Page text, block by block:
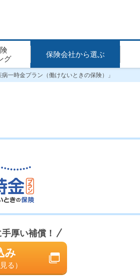
グ
保険会社から選ぶ
一時金プラン（働けないときの保険）」
手厚い補償！
み
る）